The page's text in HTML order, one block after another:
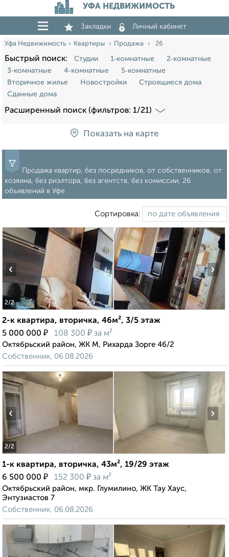
УФА НЕДВИЖИМОСТЬ
Закладки Личный кабинет
Уфа Недвижимость Квартиры Продажа 26
Быстрый поиск: Студии 1‑комнатные
2‑комнатные
3‑комнатные
4‑комнатные
5‑комнатные
Вторичное жилье
Новостройки
Строящиеся дома
Сданные дома
Расширенный поиск (фильтров: 1/21)
Показать на карте
Продажа квартир, без посредников, от собственников, от
хозяина, без риэлтора, без агентств, без комиссии, 26
объявлений в Уфе
Сортировка:
2/2
‹ ›
2-к квартира, вторичка, 46м², 3/5 этаж
5 000 000 ₽ 108 300 ₽ за м²
Октябрьский район, ЖК М, Рихарда Зорге 46/2
Собственник, 06.08.2026
2/2
‹ ›
1-к квартира, вторичка, 43м², 19/29 этаж
6 500 000 ₽ 152 300 ₽ за м²
Октябрьский район, мкр. Глумилино, ЖК Тау Хаус,
Энтузиастов 7
Собственник, 06.08.2026